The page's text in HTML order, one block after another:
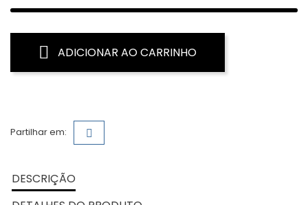
ADICIONAR AO CARRINHO
Partilhar em:
DESCRIÇÃO